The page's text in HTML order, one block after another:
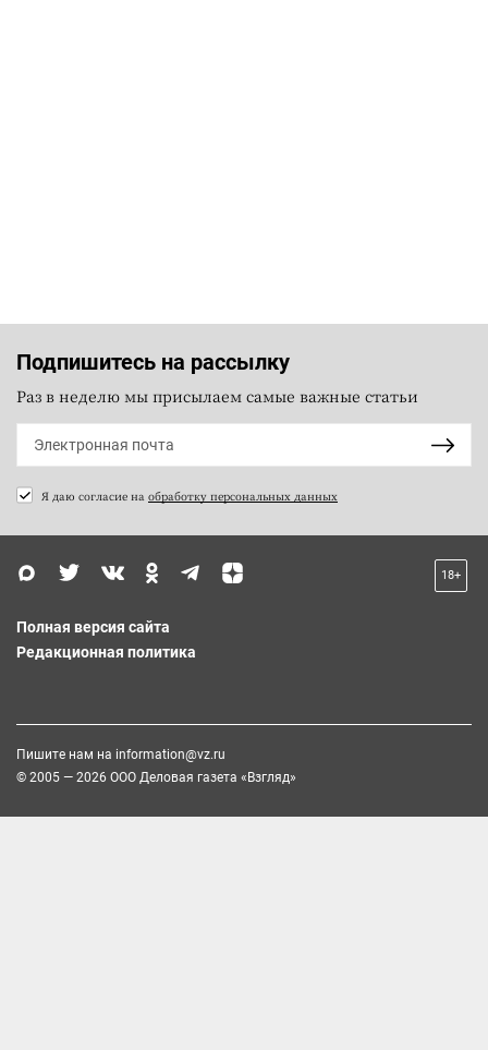
Подпишитесь на рассылку
Раз в неделю мы присылаем самые важные статьи
Я даю согласие на обработку персональных данных
18+
Полная версия сайта
Редакционная политика
Пишите нам на information@vz.ru
© 2005 — 2026 ООО Деловая газета «Взгляд»